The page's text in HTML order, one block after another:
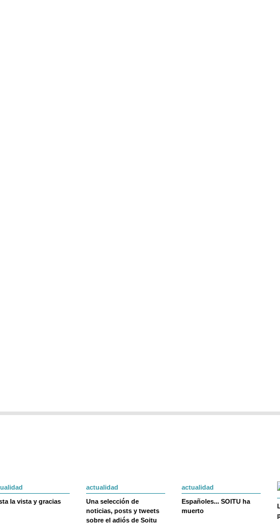
la vista y gracias
actualidad
Una selección de
noticias, posts y tweets
sobre el adiós de Soitu
actualidad
Españoles... SOITU ha
muerto